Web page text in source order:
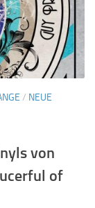
/ NEUE
von
of